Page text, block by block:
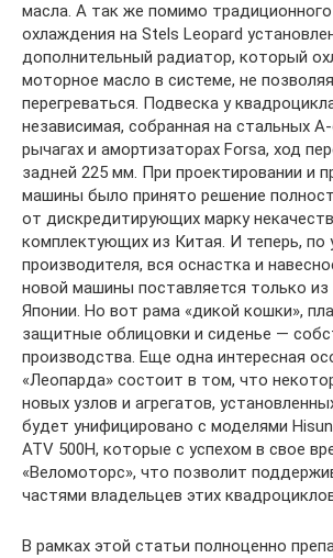
масла. А так же помимо
охлаждения на Stels Leopard
дополнительный радиатор, который
моторное масло в системе, не
перегреваться. Подвеска у
независимая, собранная на стальных
рычагах и амортизаторах Forsa, ход
задней 225 мм. При проектировании и
машины было принято решение
от дискредитирующих марку
комплектующих из Китая. И теперь, по
производителя, вся оснастка и
новой машины поставляется только из
Японии. Но вот рама «дикой кошки»,
защитные облицовки и сиденье —
производства. Еще одна интересная
«Леопарда» состоит в том, что
новых узлов и агрегатов,
будет унифицировано с моделями
ATV 500H, которые с успехом в свое
«Веломоторс», что позволит
частями владельцев этих
В рамках этой статьи полноценно